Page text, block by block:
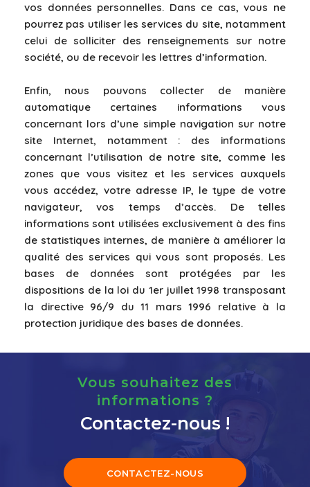
vos données personnelles. Dans ce cas, vous ne
pourrez pas utiliser les services du site, notamment
celui de solliciter des renseignements sur notre
société, ou de recevoir les lettres d’information.
Enfin, nous pouvons collecter de manière
automatique certaines informations vous
concernant lors d’une simple navigation sur notre
site Internet, notamment : des informations
concernant l’utilisation de notre site, comme les
zones que vous visitez et les services auxquels
vous accédez, votre adresse IP, le type de votre
navigateur, vos temps d’accès. De telles
informations sont utilisées exclusivement à des fins
de statistiques internes, de manière à améliorer la
qualité des services qui vous sont proposés. Les
bases de données sont protégées par les
dispositions de la loi du 1er juillet 1998 transposant
la directive 96/9 du 11 mars 1996 relative à la
protection juridique des bases de données.
Vous souhaitez des
informations ?
Contactez-nous !
CONTACTEZ-NOUS